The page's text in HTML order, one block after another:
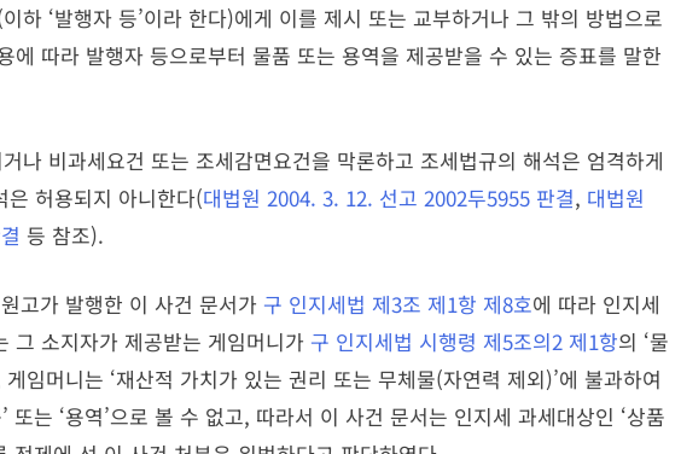
하 ‘발행자 등’이라 한다)에게 이를 제시 또는 교부하거나 그 밖의 방법으로
에 따라 발행자 등으로부터 물품 또는 용역을 제공받을 수 있는 증표를 말한
나 비과세요건 또는 조세감면요건을 막론하고 조세법규의 해석은 엄격하게
허용되지 아니한다(대법원 2004. 3. 12. 선고 2002두5955 판결, 대법원
등 참조).
고가 발행한 이 사건 문서가 구 인지세법 제3조 제1항 제8호에 따라 인지세
그 소지자가 제공받는 게임머니가 구 인지세법 시행령 제5조의2 제1항의 ‘물
게임머니는 ‘재산적 가치가 있는 권리 또는 무체물(자연력 제외)’에 불과하여
또는 ‘용역’으로 볼 수 없고, 따라서 이 사건 문서는 인지세 과세대상인 ‘상품